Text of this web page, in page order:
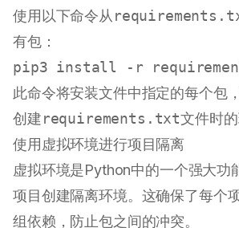
使用以下命令从
有包：
此命令将安装文件中指定的每个包
创建requirements.txt文件时的
使用虚拟环境进行项目隔离
虚拟环境是Python中的一个强大功
项目创建隔离环境。这确保了每个
组依赖，防止包之间的冲突。